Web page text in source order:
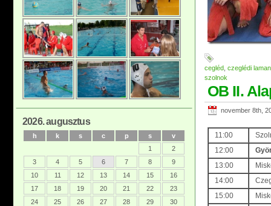
cegléd czeglédi
szolnok
OB II.
november 8th,
11:00
12:00
13:00
14:00
15:00
2026. augusztus
h k s c p s v
1
2
3
4 5 6 7 8
9
10
11 12 13 14 15
16
17
18 19 20 21 22
23
24
25 26 27 28 29
30